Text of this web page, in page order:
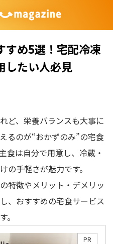
すめ5選！宅配冷凍
したい人必見
ど、栄養バランスも大事に
るのが“おかずのみ”の宅食
食は自分で用意し、冷蔵・
の手軽さが魅力です。
特徴やメリット・デメリッ
、おすすめの宅食サービス
。
PR